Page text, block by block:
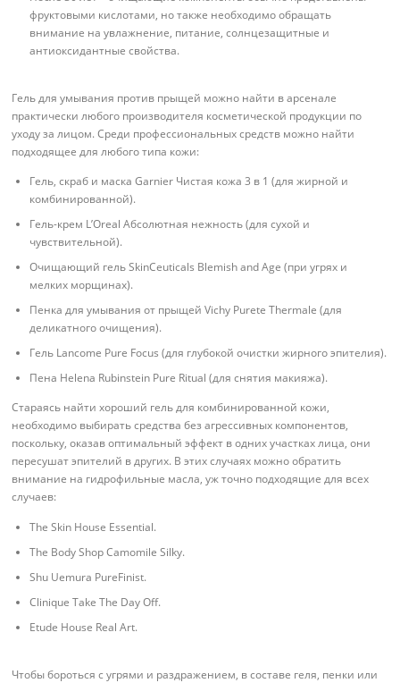
фруктовыми кислотами, но также необходимо обращать
внимание на увлажнение, питание, солнцезащитные и
антиоксидантные свойства.
Гель для умывания против прыщей можно найти в арсенале
практически любого производителя косметической продукции по
уходу за лицом. Среди профессиональных средств можно найти
подходящее для любого типа кожи:
Гель, скраб и маска Garnier Чистая кожа 3 в 1 (для жирной и
комбинированной).
Гель-крем L’Oreal Абсолютная нежность (для сухой и
чувствительной).
Очищающий гель SkinCeuticals Blemish and Age (при угрях и
мелких морщинах).
Пенка для умывания от прыщей Vichy Purete Thermale (для
деликатного очищения).
Гель Lancome Pure Focus (для глубокой очистки жирного эпителия).
Пена Helena Rubinstein Pure Ritual (для снятия макияжа).
Стараясь найти хороший гель для комбинированной кожи,
необходимо выбирать средства без агрессивных компонентов,
поскольку, оказав оптимальный эффект в одних участках лица, они
пересушат эпителий в других. В этих случаях можно обратить
внимание на гидрофильные масла, уж точно подходящие для всех
случаев:
The Skin House Essential.
The Body Shop Camomile Silky.
Shu Uemura PureFinist.
Clinique Take The Day Off.
Etude House Real Art.
Чтобы бороться с угрями и раздражением, в составе геля, пенки или